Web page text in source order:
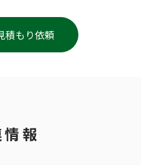
積もり依頼
報